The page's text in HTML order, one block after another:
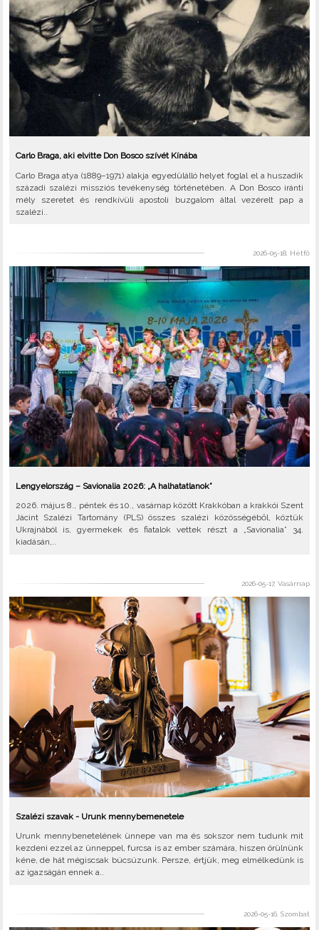
Carlo Braga, aki elvitte Don Bosco szívét Kínába
Carlo Braga atya (1889–1971) alakja egyedülálló helyet foglal el a huszadik
századi szalézi missziós tevékenység történetében. A Don Bosco iránti
mély szeretet és rendkívüli apostoli buzgalom által vezérelt pap a
szalézi..
2026-05-18, Hétfő
Lengyelország – Savionalia 2026: „A halhatatlanok”
2026. május 8., péntek és 10., vasárnap között Krakkóban a krakkói Szent
Jácint Szalézi Tartomány (PLS) összes szalézi közösségéből, köztük
Ukrajnából is, gyermekek és fiatalok vettek részt a „Savionalia” 34.
kiadásán,..
2026-05-17, Vasárnap
Szalézi szavak - Urunk mennybemenetele
Urunk mennybenetelének ünnepe van ma és sokszor nem tudunk mit
kezdeni ezzel az ünneppel, furcsa is az ember számára, hiszen örülnünk
kéne, de hát mégiscsak búcsúzunk. Persze, értjük, meg elmélkedünk is
az igazságán ennek a..
2026-05-16, Szombat